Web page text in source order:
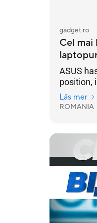
gadget.ro
Cel
ASUS
position,
years it
of the
Läs mer
ROMANIA